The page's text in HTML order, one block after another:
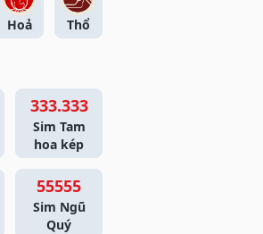
Hoả Thổ
333.333
Sim Tam
hoa kép
55555
Sim Ngũ
Quý